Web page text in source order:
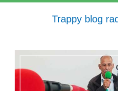
Trappy blog